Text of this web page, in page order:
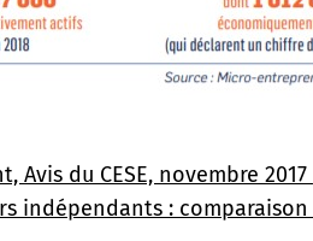
du CESE, novembre 2017
indépendants :